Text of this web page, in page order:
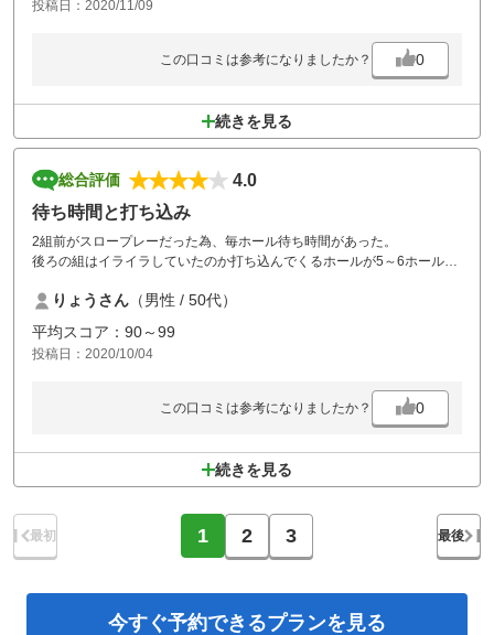
投稿日：2020/11/09
この口コミは参考になりましたか？ 0
続きを見る
総合評価
4.0
待ち時間と打ち込み
2組前がスロープレーだった為、毎ホール待ち時間があった。
後ろの組はイライラしていたのか打ち込んでくるホールが5～6ホールあ
りょうさん （男性 / 50代）
平均スコア：90～99
投稿日：2020/10/04
この口コミは参考になりましたか？ 0
続きを見る
最初 1 2 3 最後
今すぐ予約できるプランを見る